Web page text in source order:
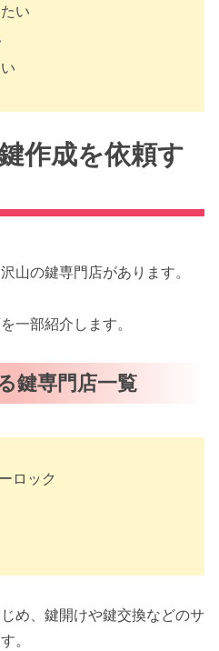
い
作成を依頼す
山の鍵専門店があります。
一部紹介します。
鍵専門店一覧
ロック
め、鍵開けや鍵交換などのサ
。